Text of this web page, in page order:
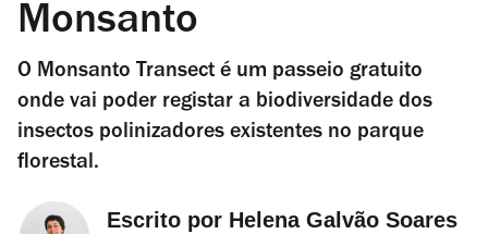
Monsanto
O Monsanto Transect é um passeio gratuito
onde vai poder registar a biodiversidade dos
insectos polinizadores existentes no parque
florestal.
Escrito por Helena Galvão Soares